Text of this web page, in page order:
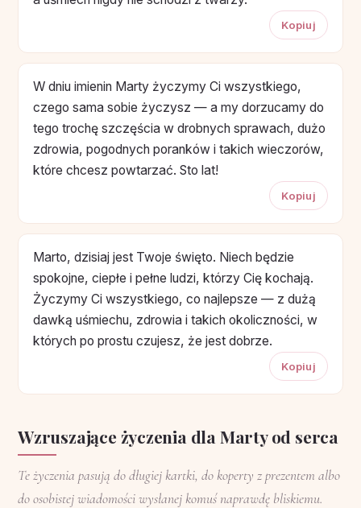
Kopiuj
W dniu imienin Marty życzymy Ci wszystkiego,
czego sama sobie życzysz — a my dorzucamy do
tego trochę szczęścia w drobnych sprawach, dużo
zdrowia, pogodnych poranków i takich wieczorów,
które chcesz powtarzać. Sto lat!
Kopiuj
Marto, dzisiaj jest Twoje święto. Niech będzie
spokojne, ciepłe i pełne ludzi, którzy Cię kochają.
Życzymy Ci wszystkiego, co najlepsze — z dużą
dawką uśmiechu, zdrowia i takich okoliczności, w
których po prostu czujesz, że jest dobrze.
Kopiuj
Wzruszające życzenia dla Marty od serca
Te życzenia pasują do długiej kartki, do koperty z prezentem albo
do osobistej wiadomości wysłanej komuś naprawdę bliskiemu.